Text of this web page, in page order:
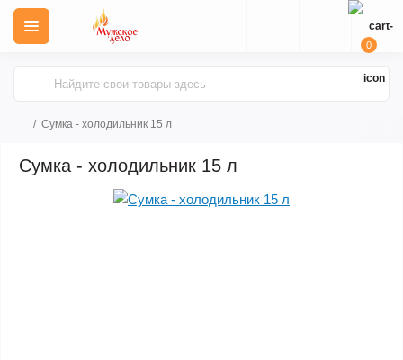
0
Сумка - холодильник 15 л
Сумка - холодильник 15 л